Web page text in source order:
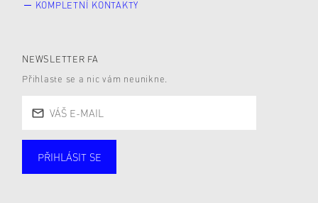
KOMPLETNÍ KONTAKTY
NEWSLETTER FA
Přihlaste se a nic vám neunikne.
PŘIHLÁSIT SE